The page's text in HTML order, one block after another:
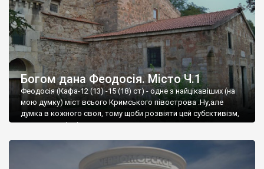
Богом дана Феодосія. Місто Ч.1
Феодосія (Кафа-12 (13) -15 (18) ст) - одне з найцікавіших (на
мою думку) міст всього Кримського півострова .Ну,але
думка в кожного своя, тому щоби розвіяти цей субєктивізм,
запрошую відвідати це